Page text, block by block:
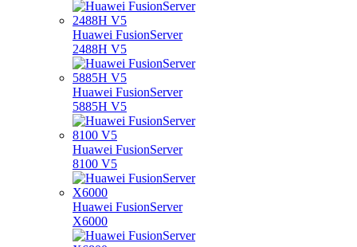
Huawei FusionServer
2488H V5
Huawei FusionServer
5885H V5
Huawei FusionServer
8100 V5
Huawei FusionServer
X6000